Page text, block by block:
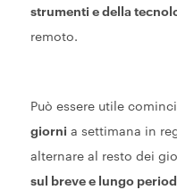
strumenti e della
remoto.
Può essere utile
giorni a settimana in
alternare al resto dei
sul breve e lungo